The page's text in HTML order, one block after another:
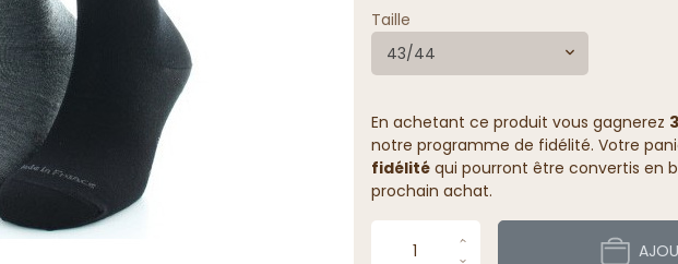
Taille
43/44
En achetant ce produit vous gagnerez
notre programme de fidélité. Votre
fidélitéqui pourront être convertis en
prochain achat.